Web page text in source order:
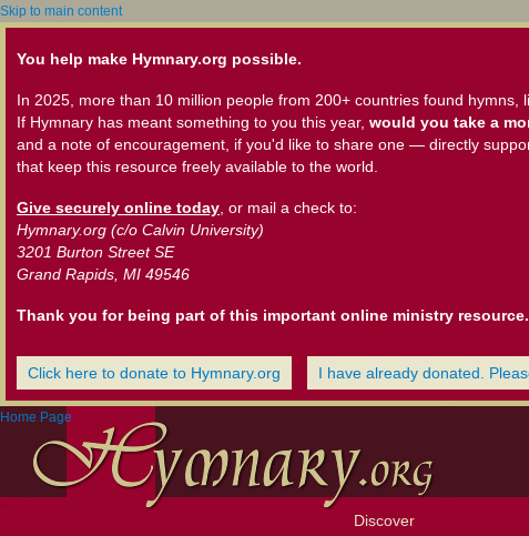
Skip to main content
You help make Hymnary.org possible.
In 2025, more than 10 million people from 200+ countries found hymns,
If Hymnary has meant something to you this year, would you take a
and a note of encouragement, if you'd like to share one — directly
that keep this resource freely available to the world.
Give securely online today , or mail a check to:
Hymnary.org (c/o Calvin University)
3201 Burton Street SE
Grand Rapids, MI 49546
Thank you for being part of this important online ministry resource.
Click here to donate to Hymnary.org I have already donated.
Home Page
Discover